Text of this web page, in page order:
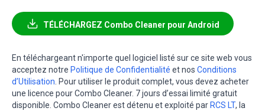
TÉLÉCHARGEZ Combo Cleaner pour Android
En téléchargeant n'importe quel logiciel listé sur ce site web vous
acceptez notre Politique de Confidentialité et nos Conditions
d’Utilisation . Pour utiliser le produit complet, vous devez acheter
une licence pour Combo Cleaner. 7 jours d’essai limité gratuit
disponible. Combo Cleaner est détenu et exploité par RCS LT, la